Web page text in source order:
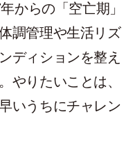
からの「空亡期」
調管理や生活リズ
ディションを整え
やりたいことは、
いうちにチャレン